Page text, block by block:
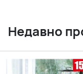
Недавно